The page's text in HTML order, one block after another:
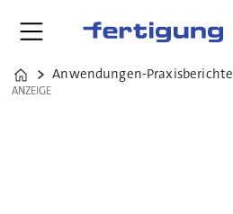
Home
Anwendungen-Praxisberichte
ANZEIGE
ANZEIGE